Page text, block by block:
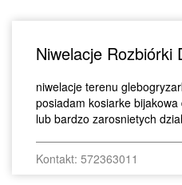
Niwelacje Rozbiórki
niwelacje terenu
posiadam kosiarke
lub bardzo zarosnietych
Kontakt: 572363011